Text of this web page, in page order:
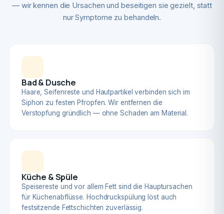
— wir kennen die Ursachen und beseitigen sie gezielt, statt
nur Symptome zu behandeln.
Bad & Dusche
Haare, Seifenreste und Hautpartikel verbinden sich im
Siphon zu festen Pfropfen. Wir entfernen die
Verstopfung gründlich — ohne Schaden am Material.
Küche & Spüle
Speisereste und vor allem Fett sind die Hauptursachen
für Küchenabflüsse. Hochdruckspülung löst auch
festsitzende Fettschichten zuverlässig.